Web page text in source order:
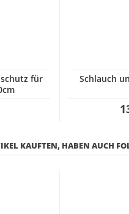
für
Schlauch
KAUFTEN, HABEN AUCH